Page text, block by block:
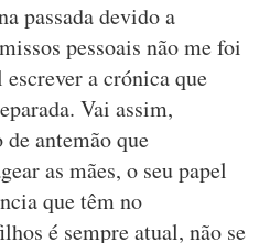
passada devido a
pessoais não me foi
escrever a crónica que
Vai assim,
de antemão que
as mães, o seu papel
que têm no
é sempre atual, não se